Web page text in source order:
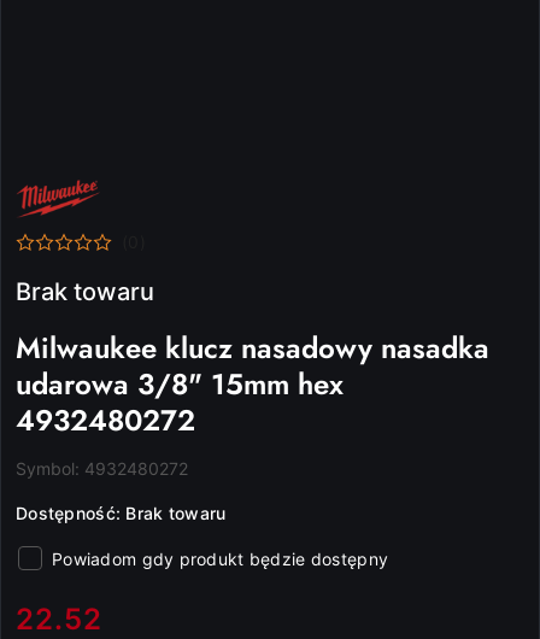
NAZWA
PRODUCENTA:
MILWAUKEE
Brak towaru
Milwaukee klucz nasadowy nasadka
udarowa 3/8" 15mm hex
4932480272
Symbol: 4932480272
Dostępność: Brak towaru
Powiadom gdy produkt będzie dostępny
cena:
22.52